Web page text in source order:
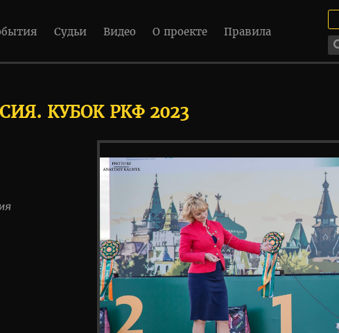
Судьи Видео О проекте Правила
КУБОК РКФ 2023